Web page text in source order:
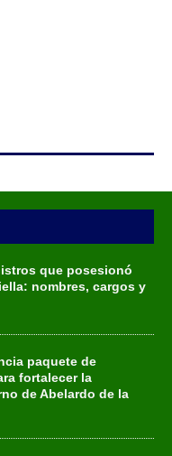
que posesionó
nombres, cargos y
paquete de
fortalecer la
de Abelardo de la